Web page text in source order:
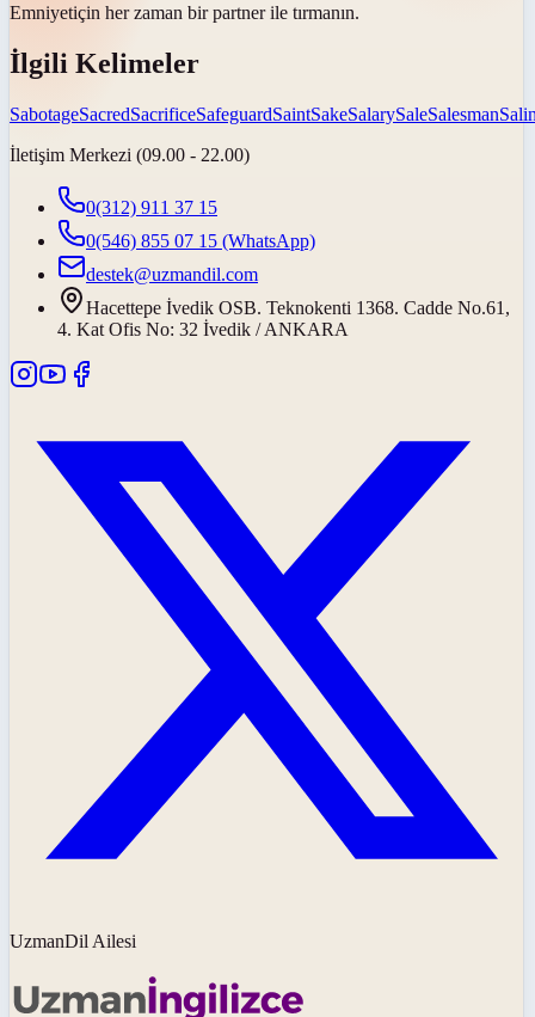
Emniyetiçin her zaman bir partner ile tırmanın.
İlgili Kelimeler
SabotageSacredSacrificeSafeguardSaintSakeSalarySaleSalesman
İletişim Merkezi (09.00 - 22.00)
0(312) 911 37 15
0(546) 855 07 15 (WhatsApp)
destek@uzmandil.com
Hacettepe İvedik OSB. Teknokenti 1368. Cadde No.61,
4. Kat Ofis No: 32 İvedik / ANKARA
UzmanDil Ailesi